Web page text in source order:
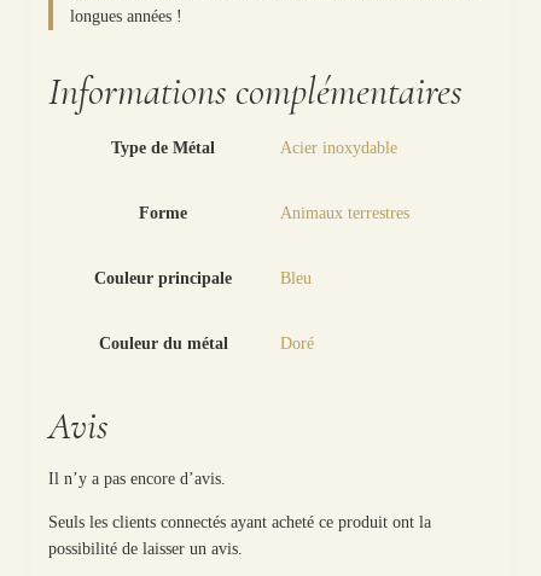
longues années !
Informations complémentaires
Type de Métal Acier inoxydable
Forme Animaux terrestres
Couleur principale Bleu
Couleur du métal Doré
Avis
Il n’y a pas encore d’avis.
Seuls les clients connectés ayant acheté ce produit ont la
possibilité de laisser un avis.